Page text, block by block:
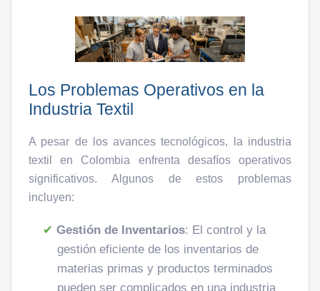
Los Problemas Operativos en la
Industria Textil
A pesar de los avances tecnológicos, la industria
textil en Colombia enfrenta desafíos operativos
significativos. Algunos de estos problemas
incluyen:
Gestión de Inventarios: El control y la
gestión eficiente de los inventarios de
materias primas y productos terminados
pueden ser complicados en una industria